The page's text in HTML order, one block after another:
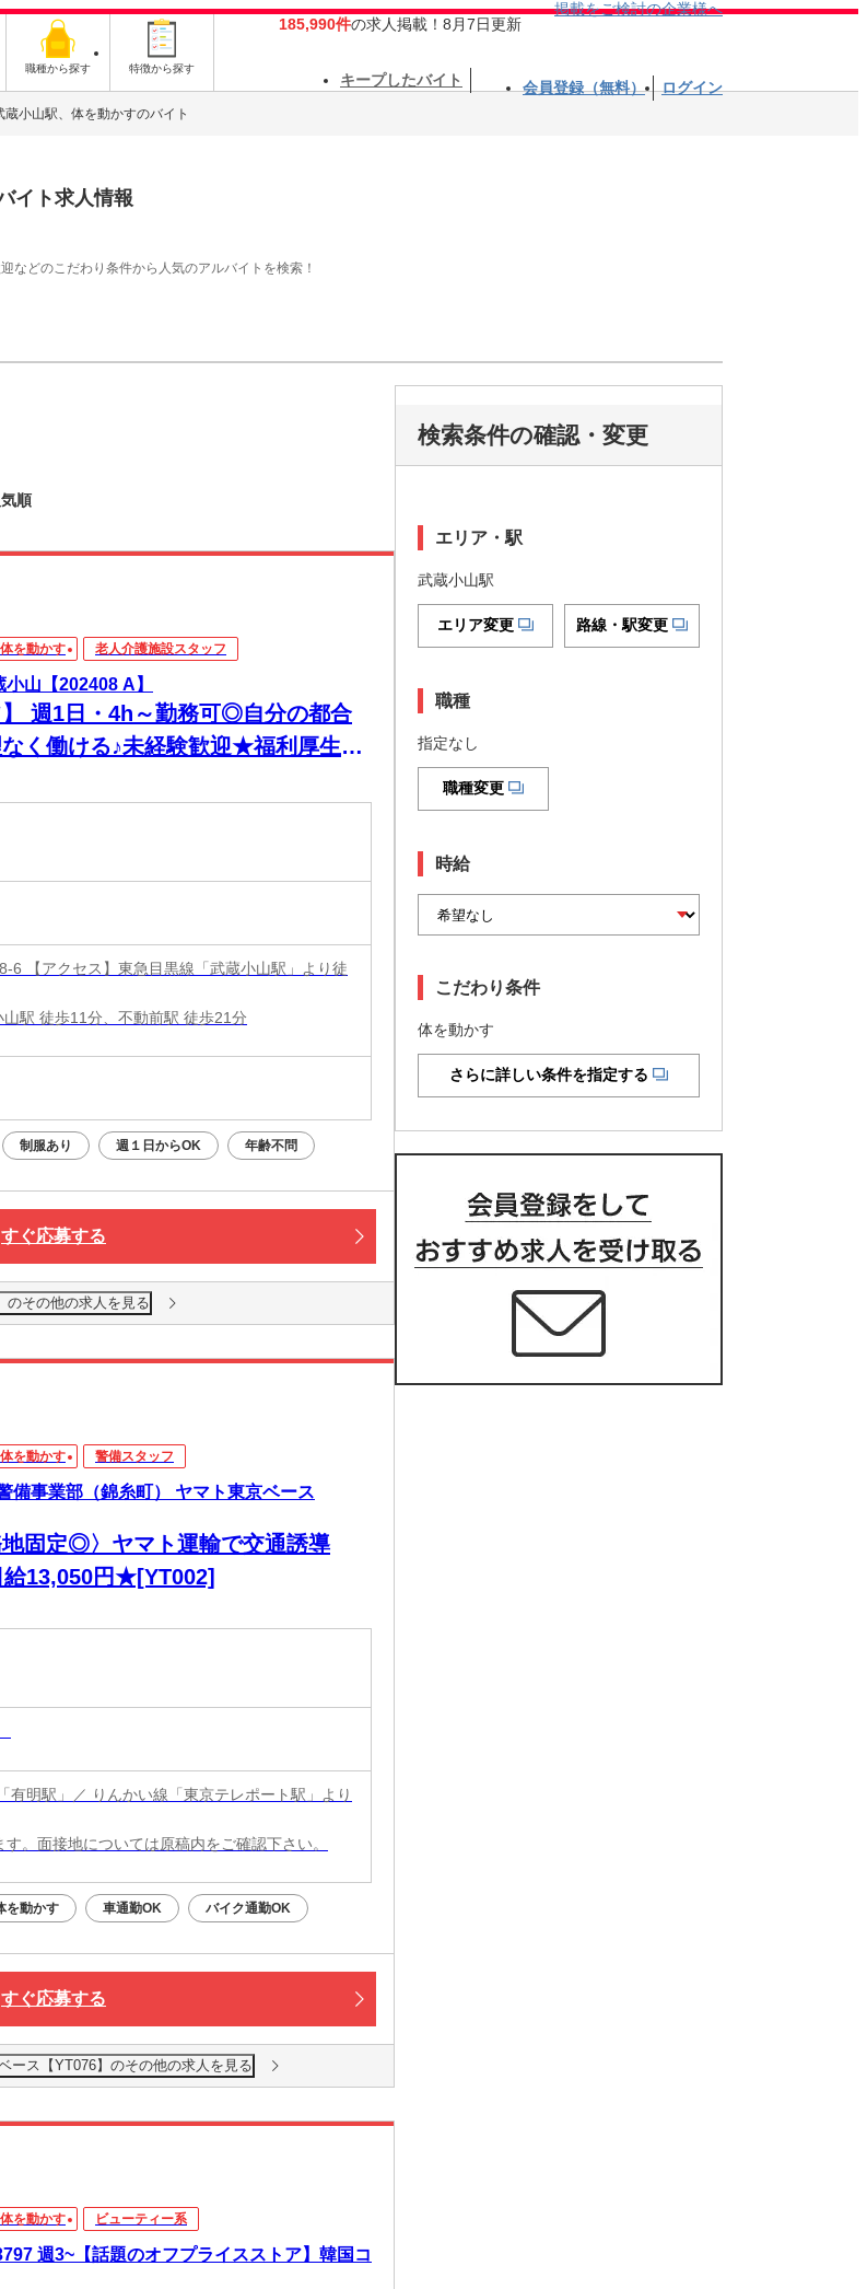
職種から探す 特徴から探す
185,990件の求人掲載！8月7日更新
掲載をご検討の企業様へ
キープしたバイト 会員登録（無料） ログイン
蔵小山駅、体を動かすのバイト
イト求人情報
などのこだわり条件から人気のアルバイトを検索！
気順
体を動かす 老人介護施設スタッフ
山【202408 A】
】 週1日・4h～勤務可◎自分の都合
く働ける♪未経験歓迎★福利厚生も
6 【アクセス】東急目黒線「武蔵小山駅」より徒
駅 徒歩11分、不動前駅 徒歩21分
制服あり 週１日からOK 年齢不問
すぐ応募する
のその他の求人を見る
体を動かす 警備スタッフ
備事業部（錦糸町） ヤマト東京ベース
地固定◎〉ヤマト運輸で交通誘導
給13,050円★[YT002]
有明駅」／ りんかい線「東京テレポート駅」より
。面接地については原稿内をご確認下さい。
を動かす 車通勤OK バイク通勤OK
すぐ応募する
ース【YT076】のその他の求人を見る
体を動かす ビューティー系
週3~【話題のオフプライスストア】韓国コ
検索条件の確認・変更
エリア・駅
武蔵小山駅
エリア変更 路線・駅変更
職種
指定なし
職種変更
時給
こだわり条件
体を動かす
さらに詳しい条件を指定する